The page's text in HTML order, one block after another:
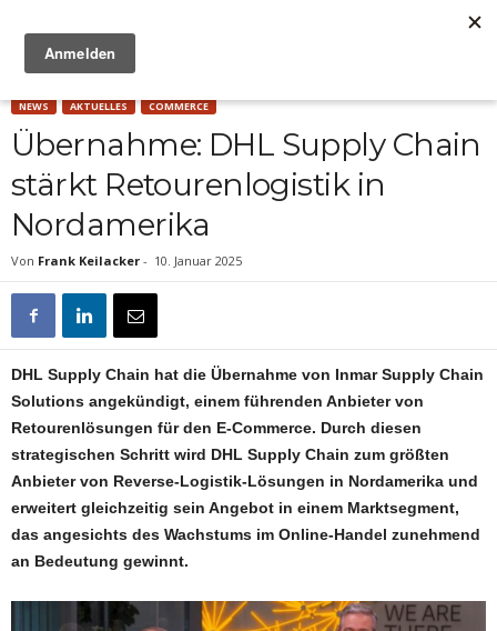
NEWS AKTUELLES COMMERCE
Übernahme: DHL Supply Chain
stärkt Retourenlogistik in
Nordamerika
Von Frank Keilacker - 10. Januar 2025
DHL Supply Chain hat die Übernahme von Inmar Supply Chain
Solutions angekündigt, einem führenden Anbieter von
Retourenlösungen für den E-Commerce. Durch diesen
strategischen Schritt wird DHL Supply Chain zum größten
Anbieter von Reverse-Logistik-Lösungen in Nordamerika und
erweitert gleichzeitig sein Angebot in einem Marktsegment,
das angesichts des Wachstums im Online-Handel zunehmend
an Bedeutung gewinnt.